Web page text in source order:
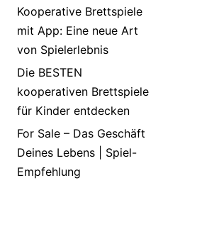
Kooperative Brettspiele
mit App: Eine neue Art
von Spielerlebnis
Die BESTEN
kooperativen Brettspiele
für Kinder entdecken
For Sale – Das Geschäft
Deines Lebens | Spiel-
Empfehlung